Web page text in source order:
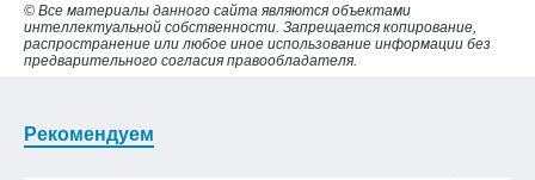
© Все материалы данного сайта являются объектами
интеллектуальной собственности. Запрещается копирование,
распространение или любое иное использование информации без
предварительного согласия правообладателя.
Рекомендуем